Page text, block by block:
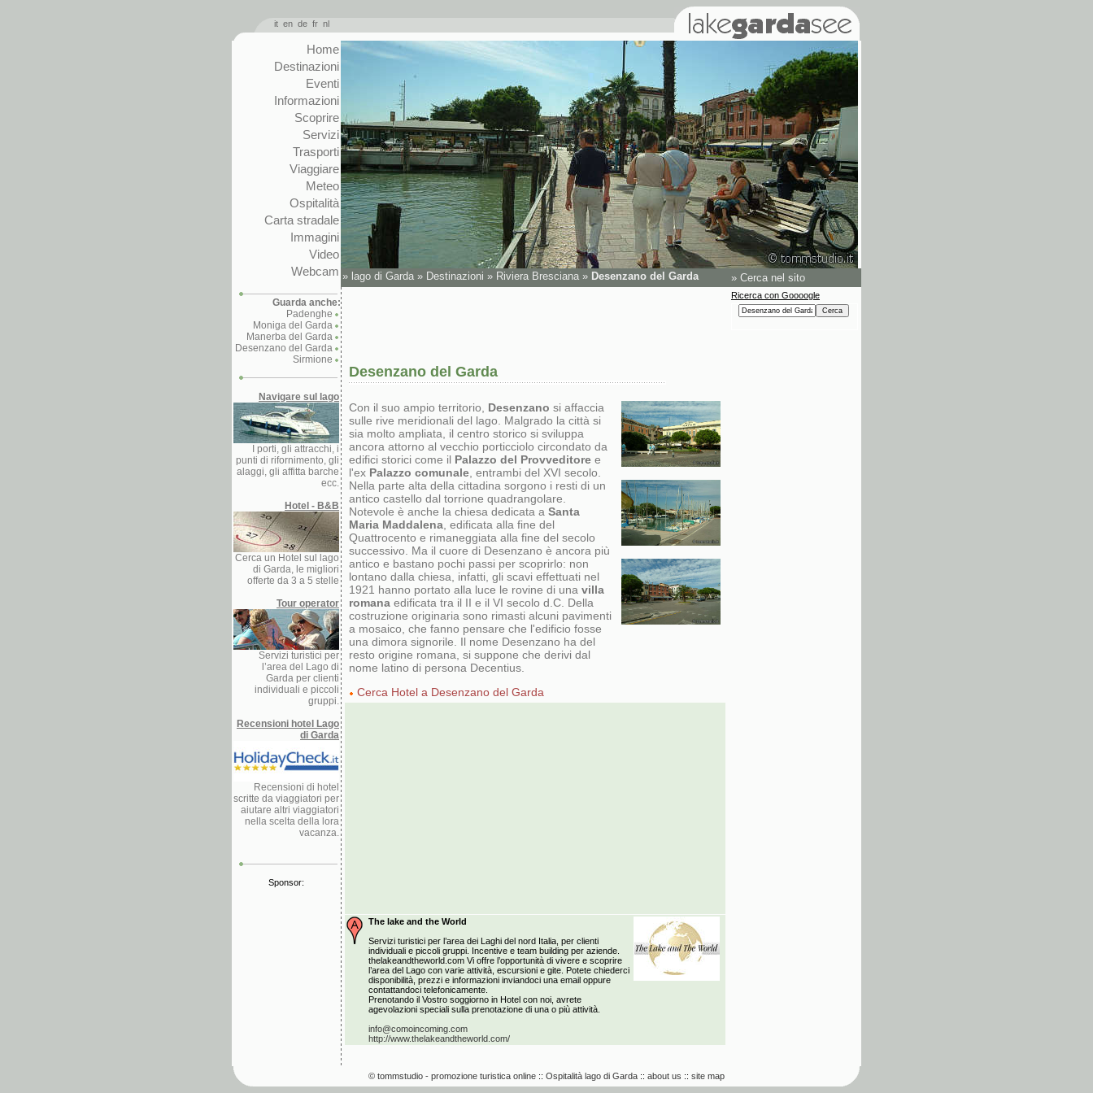
it en de fr nl
Home
Destinazioni
Eventi
Informazioni
Scoprire
Servizi
Trasporti
Viaggiare
Meteo
Ospitalità
Carta stradale
Immagini
Video
Webcam
Guarda anche:
Padenghe
Moniga del Garda
Manerba del Garda
Desenzano del Garda
Sirmione
Navigare sul lago
I porti, gli attracchi, i
punti di rifornimento, gli
alaggi, gli affitta barche
ecc.
Hotel - B&B
Cerca un Hotel sul lago
di Garda, le migliori
offerte da 3 a 5 stelle
Tour operator
Servizi turistici per
l’area del Lago di
Garda per clienti
individuali e piccoli
gruppi.
Recensioni hotel Lago
di Garda
Recensioni di hotel
scritte da viaggiatori per
aiutare altri viaggiatori
nella scelta della lora
vacanza.
Sponsor:
» lago di Garda » Destinazioni » Riviera Bresciana » Desenzano del Garda » Cerca nel sito
Desenzano del Garda
Con il suo ampio territorio, Desenzano si affaccia
sulle rive meridionali del lago. Malgrado la città si
sia molto ampliata, il centro storico si sviluppa
ancora attorno al vecchio porticciolo circondato da
edifici storici come il Palazzo del Provveditore e
l'ex Palazzo comunale , entrambi del XVI secolo.
Nella parte alta della cittadina sorgono i resti di un
antico castello dal torrione quadrangolare.
Notevole è anche la chiesa dedicata a Santa
Maria Maddalena , edificata alla fine del
Quattrocento e rimaneggiata alla fine del secolo
successivo. Ma il cuore di Desenzano è ancora più
antico e bastano pochi passi per scoprirlo: non
lontano dalla chiesa, infatti, gli scavi effettuati nel
1921 hanno portato alla luce le rovine di una villa
romana edificata tra il II e il VI secolo d.C. Della
costruzione originaria sono rimasti alcuni pavimenti
a mosaico, che fanno pensare che l'edificio fosse
una dimora signorile. Il nome Desenzano ha del
resto origine romana, si suppone che derivi dal
nome latino di persona Decentius.
Cerca Hotel a Desenzano del Garda
The lake and the World
Servizi turistici per l’area dei Laghi del nord Italia, per clienti
individuali e piccoli gruppi. Incentive e team building per aziende.
thelakeandtheworld.com Vi offre l’opportunità di vivere e scoprire
l’area del Lago con varie attività, escursioni e gite. Potete chiederci
disponibilità, prezzi e informazioni inviandoci una email oppure
contattandoci telefonicamente.
Prenotando il Vostro soggiorno in Hotel con noi, avrete
agevolazioni speciali sulla prenotazione di una o più attività.
info@comoincoming.com
http://www.thelakeandtheworld.com/
Ricerca con Goooogle
© tommstudio - promozione turistica online :: Ospitalità lago di Garda :: about us :: site map